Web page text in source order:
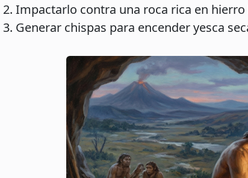
Impactarlo contra una roca rica en hierro
Generar chispas para encender yesca